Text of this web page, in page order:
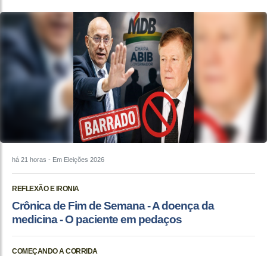
há 21 horas - Em Eleições 2026
REFLEXÃO E IRONIA
Crônica de Fim de Semana - A doença da
medicina - O paciente em pedaços
COMEÇANDO A CORRIDA